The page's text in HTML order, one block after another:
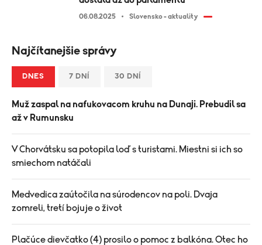
06.08.2025 Slovensko - aktuality
Najčítanejšie správy
DNES 7 DNÍ 30 DNÍ
Muž zaspal na nafukovacom kruhu na Dunaji. Prebudil sa
až v Rumunsku
V Chorvátsku sa potopila loď s turistami. Miestni si ich so
smiechom natáčali
Medvedica zaútočila na súrodencov na poli. Dvaja
zomreli, tretí bojuje o život
Plačúce dievčatko (4) prosilo o pomoc z balkóna. Otec ho